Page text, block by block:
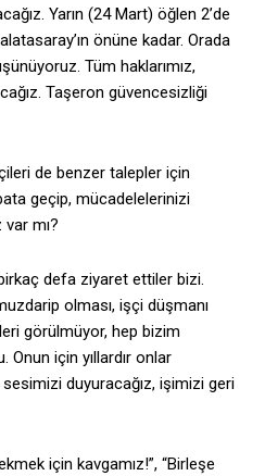
Yarın (24 Mart) öğlen 2’de
önüne kadar. Orada
Tüm haklarımız,
Taşeron güvencesizliği
de benzer talepler için
geçip, mücadelelerinizi
mı?
defa ziyaret ettiler bizi.
olması, işçi düşmanı
görülmüyor, hep bizim
için yıllardır onlar
duyuracağız, işimizi geri
için kavgamız!”, “Birleşe